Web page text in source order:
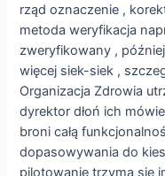
rząd oznaczenie ,
metoda weryfikacja
zweryfikowany ,
więcej siek-siek ,
Organizacja Zdrowia
dyrektor dłoń ich
broni całą
dopasowywania do
pilotowanie trzyma się